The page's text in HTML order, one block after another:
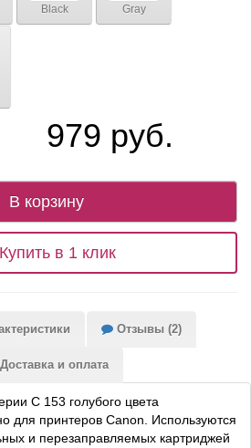
Black Gray
979 руб.
В корзину
Купить в 1 клик
Отзывы (2)
Доставка и оплата
C 153 голубого цвета
для принтеров Canon. Используются
и перезаправляемых картриджей